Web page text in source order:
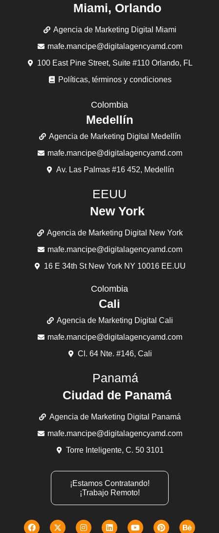
conversión o BOFU es un término de marketing
digital que
software que está programada para realizar ciertas
tareas. Los bots
Buyer Journey
Journey) es el proceso de investigación que realizan
los consumidores